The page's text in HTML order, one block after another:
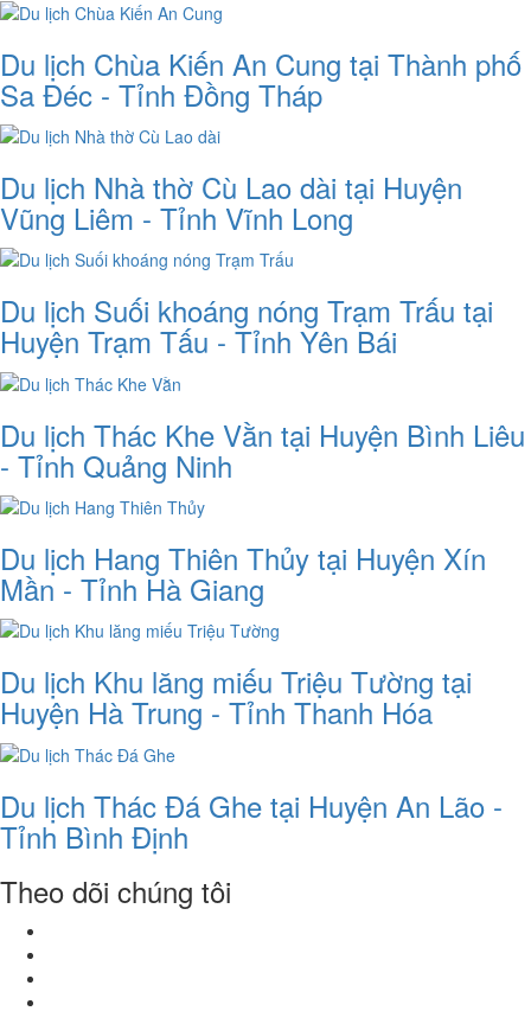
Du lịch Chùa Kiến An Cung tại Thành phố
Sa Đéc - Tỉnh Đồng Tháp
Du lịch Nhà thờ Cù Lao dài tại Huyện
Vũng Liêm - Tỉnh Vĩnh Long
Du lịch Suối khoáng nóng Trạm Trấu tại
Huyện Trạm Tấu - Tỉnh Yên Bái
Du lịch Thác Khe Vằn tại Huyện Bình Liêu
- Tỉnh Quảng Ninh
Du lịch Hang Thiên Thủy tại Huyện Xín
Mần - Tỉnh Hà Giang
Du lịch Khu lăng miếu Triệu Tường tại
Huyện Hà Trung - Tỉnh Thanh Hóa
Du lịch Thác Đá Ghe tại Huyện An Lão -
Tỉnh Bình Định
Theo dõi chúng tôi